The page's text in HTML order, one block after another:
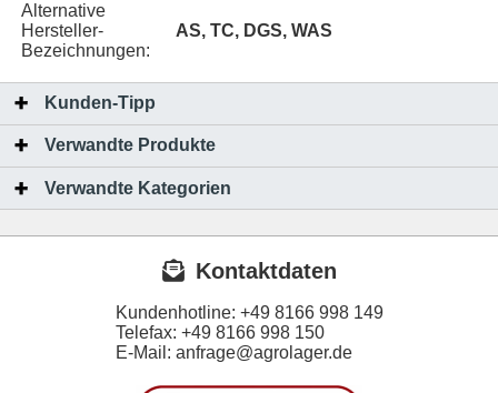
Alternative
Hersteller-
Bezeichnungen:
AS, TC, DGS, WAS
Kunden-Tipp
Verwandte Produkte
Verwandte Kategorien
Kontaktdaten
Kundenhotline: +49 8166 998 149
Telefax: +49 8166 998 150
E-Mail: anfrage@agrolager.de